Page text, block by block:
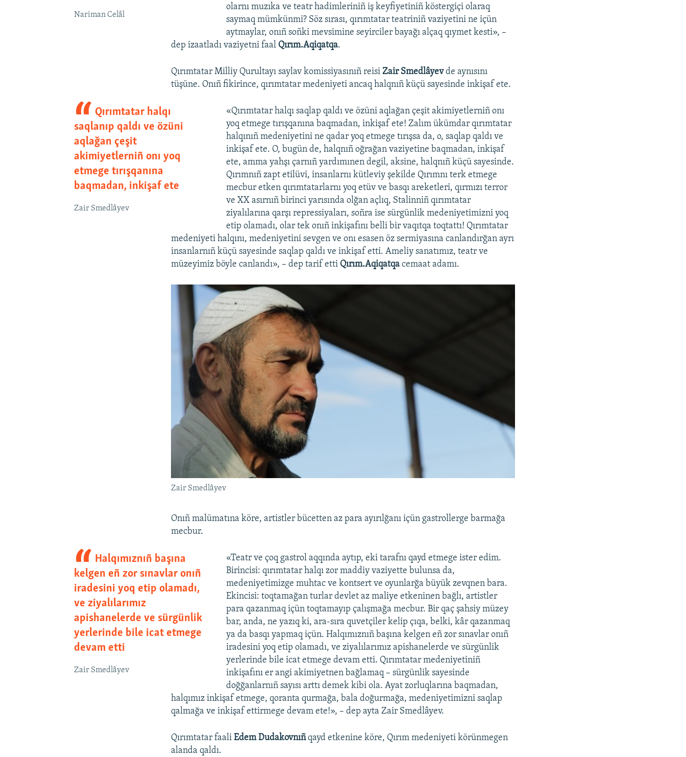
Nariman Celâl
olarnı muzıka ve teatr hadimleriniñ iş keyfiyetiniñ köstergiçi olaraq
saymaq mümkünmi? Söz sırası, qırımtatar teatriniñ vaziyetini ne içün
aytmaylar, onıñ soñki mevsimine seyirciler bayağı alçaq qıymet kesti», –
dep izaatladı vaziyetni faal Qırım.Aqiqatqa.
Qırımtatar Milliy Qurultayı saylav komissiyasınıñ reisiZair Smedlâyevde aynısını
tüşüne. Onıñ fikirince, qırımtatar medeniyeti ancaq halqnıñ küçü sayesinde inkişaf ete.
Qırımtatar halqı
saqlanıp qaldı ve özüni
aqlağan çeşit
akimiyetlerniñ onı yoq
etmege tırışqanına
baqmadan, inkişaf ete
Zair Smedlâyev
«Qırımtatar halqı saqlap qaldı ve özüni aqlağan çeşit akimiyetlerniñ onı
yoq etmege tırışqanına baqmadan, inkişaf ete! Zalım ükümdar qırımtatar
halqınıñ medeniyetini ne qadar yoq etmege tırışsa da, o, saqlap qaldı ve
inkişaf ete. O, bugün de, halqnıñ oğrağan vaziyetine baqmadan, inkişaf
ete, amma yahşı çarnıñ yardımınen degil, aksine, halqnıñ küçü sayesinde.
Qırımnıñ zapt etilüvi, insanlarnı kütleviy şekilde Qırımnı terk etmege
mecbur etken qırımtatarlarnı yoq etüv ve basqı areketleri, qırmızı terror
ve XX asırnıñ birinci yarısında olğan açlıq, Stalinniñ qırımtatar
ziyalılarına qarşı repressiyaları, soñra ise sürgünlik medeniyetimizni yoq
etip olamadı, olar tek onıñ inkişafını belli bir vaqıtqa toqtattı! Qırımtatar
medeniyeti halqını, medeniyetini sevgen ve onı esasen öz sermiyasına canlandırğan ayrı
insanlarnıñ küçü sayesinde saqlap qaldı ve inkişaf etti. Ameliy sanatımız, teatr ve
müzeyimiz böyle canlandı», – dep tarif etti Qırım.Aqiqatqacemaat adamı.
Zair Smedlâyev
Onıñ malümatına köre, artistler bücetten az para ayırılğanı içün gastrollerge barmağa
mecbur.
Halqımıznıñ başına
kelgen eñ zor sınavlar onıñ
iradesini yoq etip olamadı,
ve ziyalılarımız
apishanelerde ve sürgünlik
yerlerinde bile icat etmege
devam etti
Zair Smedlâyev
«Teatr ve çoq gastrol aqqında aytıp, eki tarafnı qayd etmege ister edim.
Birincisi: qırımtatar halqı zor maddiy vaziyette bulunsa da,
medeniyetimizge muhtac ve kontsert ve oyunlarğa büyük zevqnen bara.
Ekincisi: toqtamağan turlar devlet az maliye etkeninen bağlı, artistler
para qazanmaq içün toqtamayıp çalışmağa mecbur. Bir qaç şahsiy müzey
bar, anda, ne yazıq ki, ara-sıra quvetçiler kelip çıqa, belki, kâr qazanmaq
ya da basqı yapmaq içün. Halqımıznıñ başına kelgen eñ zor sınavlar onıñ
iradesini yoq etip olamadı, ve ziyalılarımız apishanelerde ve sürgünlik
yerlerinde bile icat etmege devam etti. Qırımtatar medeniyetiniñ
inkişafını er angi akimiyetnen bağlamaq – sürgünlik sayesinde
doğğanlarnıñ sayısı arttı demek kibi ola. Ayat zorluqlarına baqmadan,
halqımız inkişaf etmege, qoranta qurmağa, bala doğurmağa, medeniyetimizni saqlap
qalmağa ve inkişaf ettirmege devam ete!», – dep ayta Zair Smedlâyev.
Qırımtatar faali Edem Dudakovnıñqayd etkenine köre, Qırım medeniyeti körünmegen
alanda qaldı.